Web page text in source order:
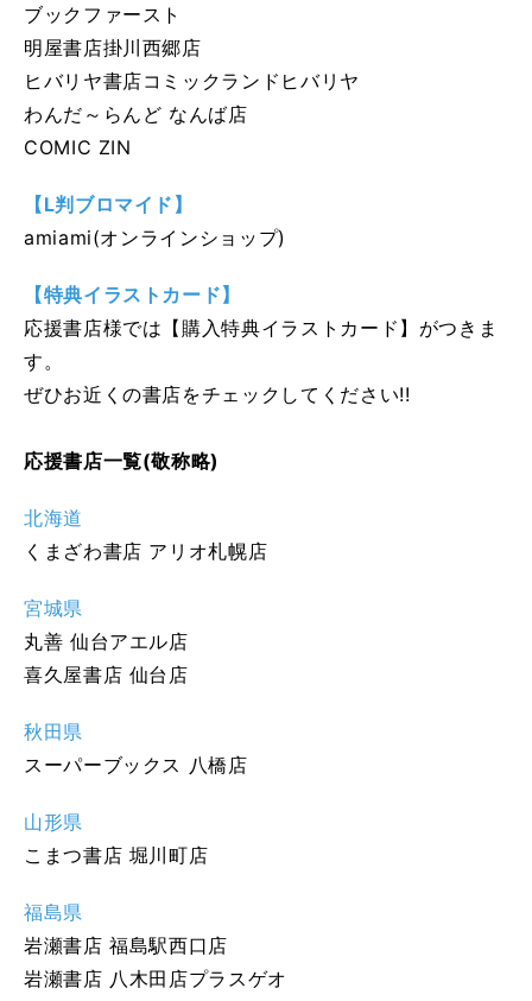
ブックファースト
明屋書店掛川西郷店
ヒバリヤ書店コミックランドヒバリヤ
わんだ～らんど なんば店
COMIC ZIN
【L判ブロマイド】
amiami(オンラインショップ)
【特典イラストカード】
応援書店様では【購入特典イラストカード】がつきま
す。
ぜひお近くの書店をチェックしてください!!
応援書店一覧(敬称略)
北海道
くまざわ書店 アリオ札幌店
宮城県
丸善 仙台アエル店
喜久屋書店 仙台店
秋田県
スーパーブックス 八橋店
山形県
こまつ書店 堀川町店
福島県
岩瀬書店 福島駅西口店
岩瀬書店 八木田店プラスゲオ